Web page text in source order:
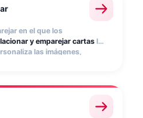
en el que los
y emparejar cartas lo
las imágenes,